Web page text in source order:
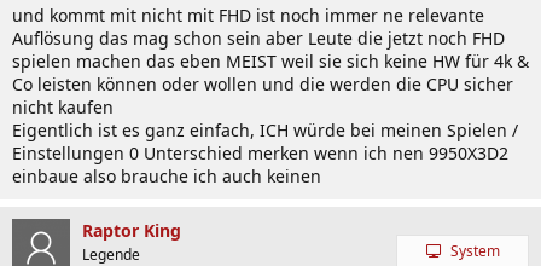
und kommt mit nicht mit FHD ist noch immer ne relevante
Auflösung das mag schon sein aber Leute die jetzt noch FHD
spielen machen das eben MEIST weil sie sich keine HW für 4k &
Co leisten können oder wollen und die werden die CPU sicher
nicht kaufen
Eigentlich ist es ganz einfach, ICH würde bei meinen Spielen /
Einstellungen 0 Unterschied merken wenn ich nen 9950X3D2
einbaue also brauche ich auch keinen
Raptor King
Legende System